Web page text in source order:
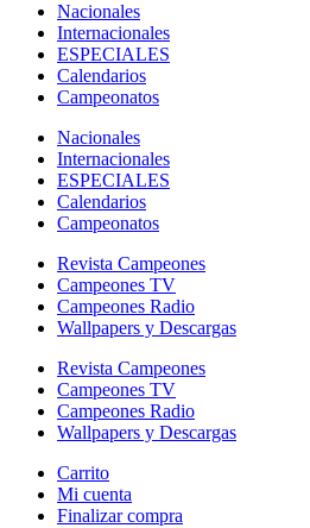
Nacionales
Internacionales
ESPECIALES
Calendarios
Campeonatos
Nacionales
Internacionales
ESPECIALES
Calendarios
Campeonatos
Revista Campeones
Campeones TV
Campeones Radio
Wallpapers y Descargas
Revista Campeones
Campeones TV
Campeones Radio
Wallpapers y Descargas
Carrito
Mi cuenta
Finalizar compra